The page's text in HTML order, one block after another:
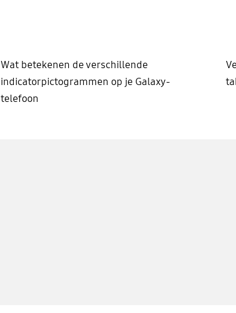
Wat betekenen de verschillende
indicatorpictogrammen op je Galaxy-
telefoon